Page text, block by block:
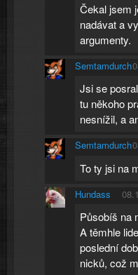
Čekal jsem
nadávat a
argumenty.
Semtamdurch
Jsi se
tu někoho
nesnížil, a
Semtamdurch
To ty jsi na
Hundass
Působíš na
A těmhle
poslední
nicků, což